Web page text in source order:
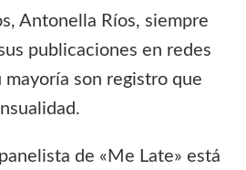
Antonella Ríos, siempre
publicaciones en redes
mayoría son registro que
de «Me Late» está